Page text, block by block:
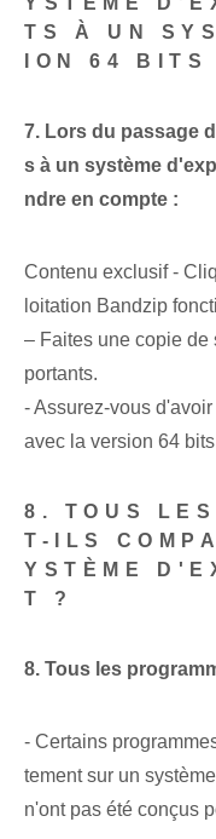
TS À UN
ION 64 BITS
7. Lors du passage
s à un système
ndre en compte :
Contenu exclusif -
loitation Bandzip
– Faites une copie de
portants.
-​ Assurez-vous
avec la version 64
8. ​TOUS LES
T-ILS
YSTÈME
T ?
8. Tous les
-⁣ Certains
tement sur un
n'ont pas ⁤été conçus⁢